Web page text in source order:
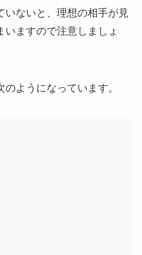
いないと、理想の相手が見
ますので注意しましょ
ようになっています。